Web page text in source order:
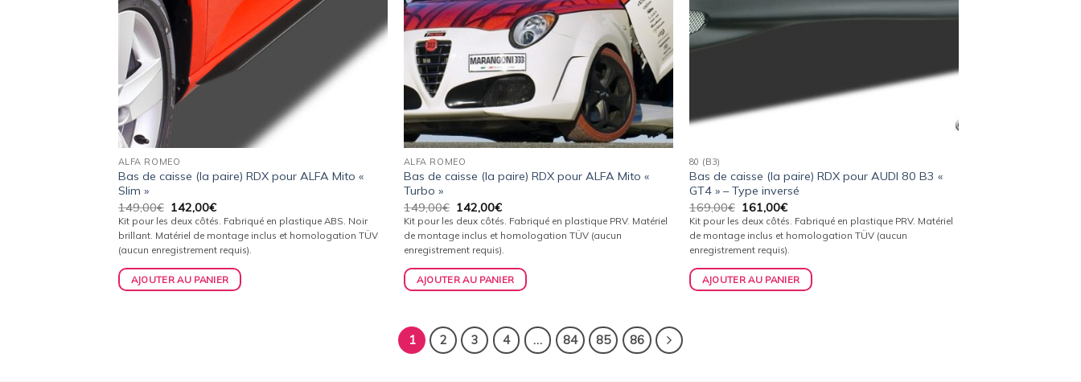
ALFA ROMEO
Bas de caisse (la paire) RDX pour ALFA Mito «
Slim »
149,00€ Le
prix
initial
était :
149,00€.
142,00€Le
prix
actuel
est :
142,00€.
Kit pour les deux côtés. Fabriqué en plastique ABS. Noir
brillant. Matériel de montage inclus et homologation TÜV
(aucun enregistrement requis).
AJOUTER AU PANIER
ALFA ROMEO
Bas de caisse (la paire) RDX pour ALFA Mito «
Turbo »
149,00€ Le
prix
initial
était :
149,00€.
142,00€Le
prix
actuel
est :
142,00€.
Kit pour les deux côtés. Fabriqué en plastique PRV. Matériel
de montage inclus et homologation TÜV (aucun
enregistrement requis).
AJOUTER AU PANIER
80 (B3)
Bas de caisse (la paire) RDX pour AUDI 80 B3 «
GT4 » – Type inversé
169,00€ Le
prix
initial
était :
169,00€.
161,00€Le
prix
actuel
est :
161,00€.
Kit pour les deux côtés. Fabriqué en plastique PRV. Matériel
de montage inclus et homologation TÜV (aucun
enregistrement requis).
AJOUTER AU PANIER
1 2 3 4 … 84 85 86